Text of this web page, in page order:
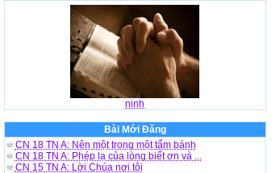
ninh
Bài Mới Đăng
CN 18 TN A: Nên một trong một tấm bánh
CN 18 TN A: Phép lạ của lòng biết ơn và ...
CN 15 TN A: Lời Chúa nơi tôi